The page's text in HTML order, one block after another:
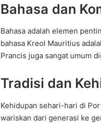
Bahasa dan
Bahasa adalah elemen
bahasa Kreol Mauritius
Prancis juga sangat umum
Tradisi dan
Kehidupan sehari-hari di
wariskan dari generasi ke